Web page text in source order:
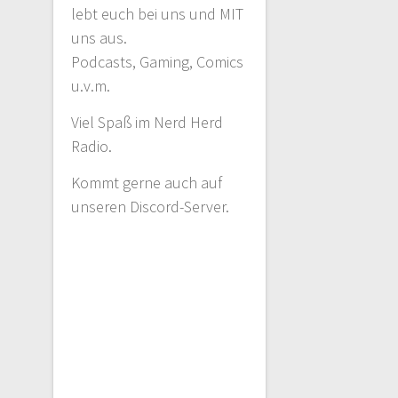
lebt euch bei uns und MIT
uns aus.
Podcasts, Gaming, Comics
u.v.m.
Viel Spaß im Nerd Herd
Radio.
Kommt gerne auch auf
unseren Discord-Server.